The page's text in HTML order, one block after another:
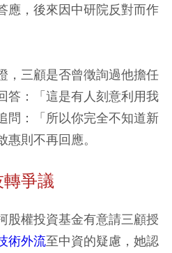
應，後來因中研院反對而作
，三顧是否曾徵詢過他擔任
答：「這是有人刻意利用我
問：「所以你完全不知道新
則不再回應。
爭議
股權投資基金有意請三顧授
術外流至中資的疑慮，她認